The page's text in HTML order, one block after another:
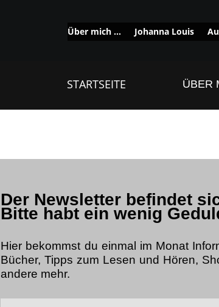
Über mich … Johanna Louis
STARTSEITE ÜBER
Der Newsletter befindet
Bitte habt ein wenig
Hier bekommst du einmal im Monat
Bücher, Tipps zum Lesen und Hören,
andere mehr.